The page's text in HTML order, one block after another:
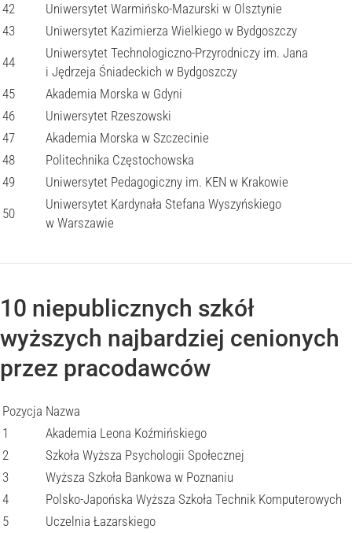
42
Uniwersytet Warmińsko-Mazurski w Olsztynie
43
Uniwersytet Kazimierza Wielkiego w Bydgoszczy
44
Uniwersytet Technologiczno-Przyrodniczy im. Jana
i Jędrzeja Śniadeckich w Bydgoszczy
45
Akademia Morska w Gdyni
46
Uniwersytet Rzeszowski
47
Akademia Morska w Szczecinie
48
Politechnika Częstochowska
49
Uniwersytet Pedagogiczny im. KEN w Krakowie
50
Uniwersytet Kardynała Stefana Wyszyńskiego
w Warszawie
10 niepublicznych szkół
wyższych najbardziej cenionych
przez pracodawców
Pozycja Nazwa
1
Akademia Leona Koźmińskiego
2
Szkoła Wyższa Psychologii Społecznej
3
Wyższa Szkoła Bankowa w Poznaniu
4
Polsko-Japońska Wyższa Szkoła Technik Komputerowych
5
Uczelnia Łazarskiego